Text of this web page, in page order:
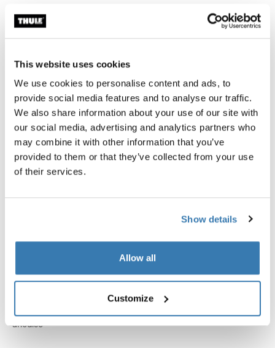
This website uses cookies
We use cookies to personalise content and ads, to
provide social media features and to analyse our traffic.
We also share information about your use of our site with
our social media, advertising and analytics partners who
may combine it with other information that you’ve
provided to them or that they’ve collected from your use
of their services.
Show details
Allow all
Customize
6300
anodisé
Thule Omnistor 6300